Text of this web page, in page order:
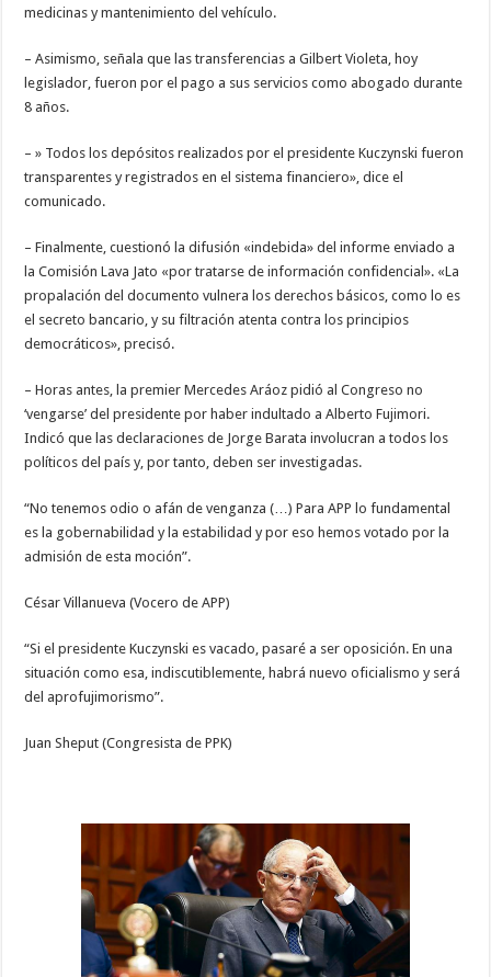
medicinas y mantenimiento del vehículo.
– Asimismo, señala que las transferencias a Gilbert Violeta, hoy
legislador, fueron por el pago a sus servicios como abogado durante
8 años.
– » Todos los depósitos realizados por el presidente Kuczynski fueron
transparentes y registrados en el sistema financiero», dice el
comunicado.
– Finalmente, cuestionó la difusión «indebida» del informe enviado a
la Comisión Lava Jato «por tratarse de información confidencial». «La
propalación del documento vulnera los derechos básicos, como lo es
el secreto bancario, y su filtración atenta contra los principios
democráticos», precisó.
– Horas antes, la premier Mercedes Aráoz pidió al Congreso no
‘vengarse’ del presidente por haber indultado a Alberto Fujimori.
Indicó que las declaraciones de Jorge Barata involucran a todos los
políticos del país y, por tanto, deben ser investigadas.
“No tenemos odio o afán de venganza (…) Para APP lo fundamental
es la gobernabilidad y la estabilidad y por eso hemos votado por la
admisión de esta moción”.
César Villanueva (Vocero de APP)
“Si el presidente Kuczynski es vacado, pasaré a ser oposición. En una
situación como esa, indiscutiblemente, habrá nuevo oficialismo y será
del aprofujimorismo”.
Juan Sheput (Congresista de PPK)